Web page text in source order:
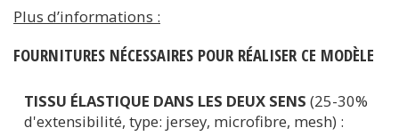
Plus d’informations :
FOURNITURES NÉCESSAIRES POUR RÉALISER CE MODÈLE
TISSU ÉLASTIQUE DANS LES DEUX SENS (25-30%
d'extensibilité, type: jersey, microfibre, mesh) :